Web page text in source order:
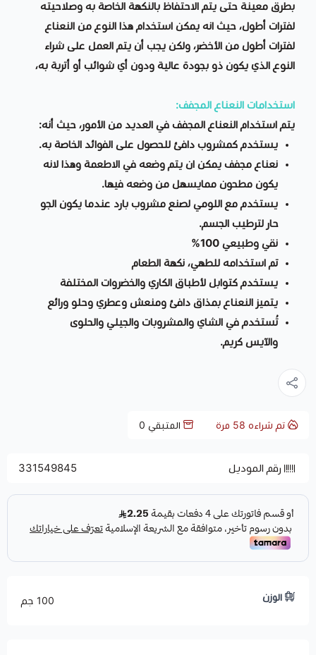
بطرق معينة حتى يتم الاحتفاظ بالنكهة الخاصة به وصلاحيته
لفترات أطول، حيث انه يمكن استخدام هذا النوع من النعناع
لفترات أطول من الأخضر، ولكن يجب أن يتم العمل على شراء
النوع الذي يكون ذو بجودة عالية ودون أي شوائب أو أتربة به،
استخدامات النعناع المجفف:
يتم استخدام النعناع المجفف في العديد من الأمور، حيث أنه:
يستخدم كمشروب دافئ للحصول على الفوائد الخاصة به.
نعناع مجفف يمكن ان يتم وضعه في الاطعمة وهذا لانه
يكون مطحون ممايسهل من وضعه فيها.
يستخدم مع اللومي لصنع مشروب بارد عندما يكون الجو
حار لترطيب الجسم.
نقي وطبيعي 100%
تم استخدامه للطهي، نكهة الطعام
يستخدم كتوابل لأطباق الكاري والخضروات المختلفة
يتميز النعناع بمذاق دافئ ومنعش وعطري وحلو ورائع
تُستخدم في الشاي والمشروبات والجيلي والحلوى
والآيس كريم.
تم شراءه 58 مرة المتبقي 0
رقم الموديل 331549845
الوزن 100 جم